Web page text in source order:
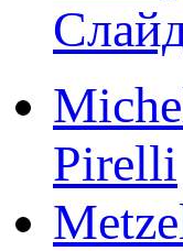
Pirelli